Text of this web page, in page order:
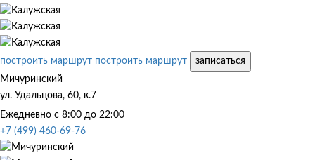
построить маршрут построить маршрут
записаться
Мичуринский
ул. Удальцова, 60, к.7
Ежедневно с 8:00 до 22:00
+7 (499) 460-69-76